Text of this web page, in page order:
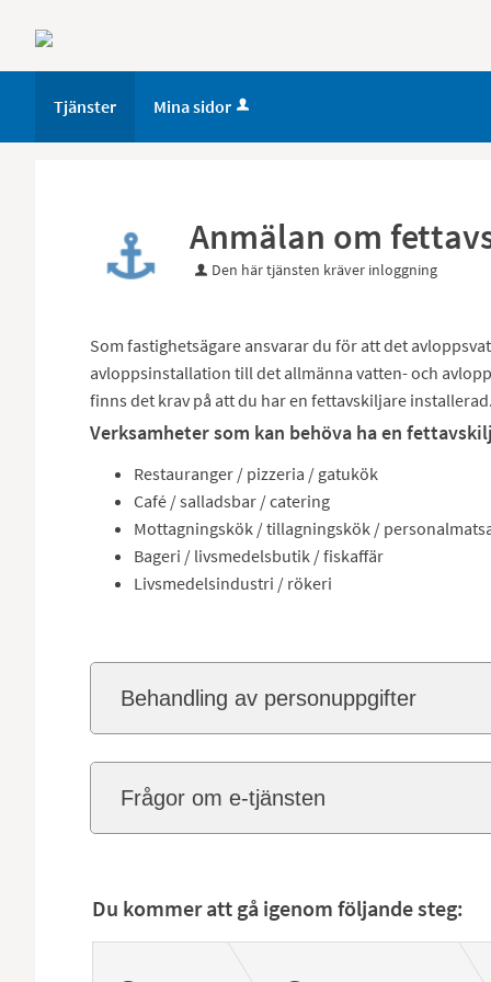
Tjänster Mina sidor
Anmälan om
Den här tjänsten kräver inloggning
Som fastighetsägare ansvarar du för att det
avloppsinstallation till det allmänna vatten- och
finns det krav på att du har en fettavskiljare
Verksamheter som kan behöva ha en
Restauranger / pizzeria / gatukök
Café / salladsbar / catering
Mottagningskök / tillagningskök /
Bageri / livsmedelsbutik / fiskaffär
Livsmedelsindustri / rökeri
Behandling av personuppgifter
Frågor om e-tjänsten
Du kommer att gå igenom följande steg: